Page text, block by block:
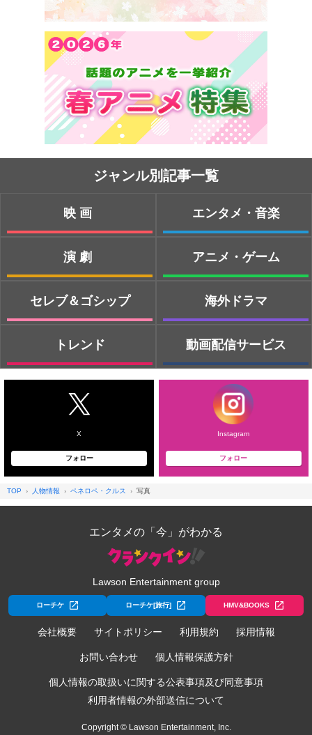
ジャンル別記事一覧
映画
演劇
セレブ＆ゴシップ
トレンド
エンタメ・音楽
アニメ・ゲーム
海外ドラマ
動画配信サービス
X
フォロー
Instagram
フォロー
TOP 人物情報 ペネロペ・クルス 写真
エンタメの「今」がわかる
Lawson Entertainment group
ローチケ ローチケ[旅行] HMV&BOOKS
会社概要 サイトポリシー 利用規約 採用情報
お問い合わせ 個人情報保護方針
個人情報の取扱いに関する公表事項及び同意事項
利用者情報の外部送信について
Copyright © Lawson Entertainment, Inc.